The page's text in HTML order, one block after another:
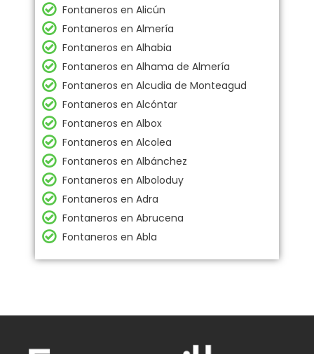
Fontaneros en Alicún
Fontaneros en Almería
Fontaneros en Alhabia
Fontaneros en Alhama de Almería
Fontaneros en Alcudia de Monteagud
Fontaneros en Alcóntar
Fontaneros en Albox
Fontaneros en Alcolea
Fontaneros en Albánchez
Fontaneros en Alboloduy
Fontaneros en Adra
Fontaneros en Abrucena
Fontaneros en Abla